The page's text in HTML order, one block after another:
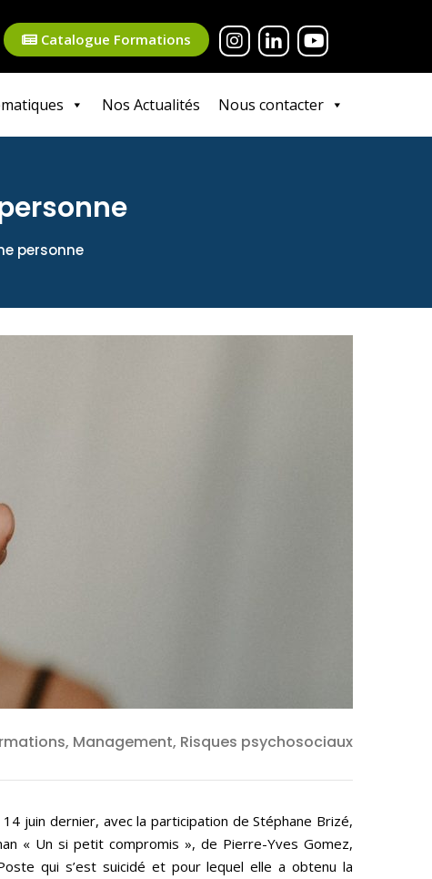
Catalogue Formations
Nos Actualités Nous contacter
personne
Management, Risques psychosociaux
juin dernier, avec la participation de Stéphane Brizé,
« Un si petit compromis », de Pierre-Yves Gomez,
qui s’est suicidé et pour lequel elle a obtenu la